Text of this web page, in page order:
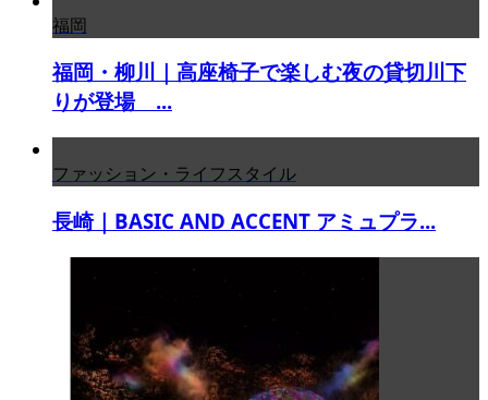
福岡
福岡・柳川｜高座椅子で楽しむ夜の貸切川下
りが登場 ...
ファッション・ライフスタイル
長崎｜BASIC AND ACCENT アミュプラ...